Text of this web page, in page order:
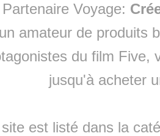
Partenaire Voyage:
amateur de produits
du film Five,
jusqu'à acheter
est listé dans la